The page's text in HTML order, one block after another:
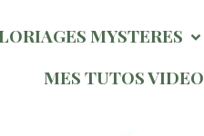
MYSTERES
MES TUTOS VIDEO